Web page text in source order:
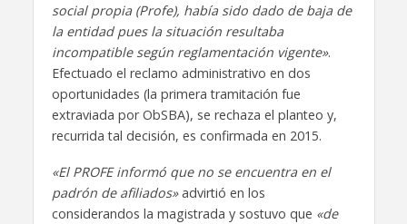
social propia (Profe), había sido dado de baja de
la entidad pues la situación resultaba
incompatible según reglamentación vigente».
Efectuado el reclamo administrativo en dos
oportunidades (la primera tramitación fue
extraviada por ObSBA), se rechaza el planteo y,
recurrida tal decisión, es confirmada en 2015.
«El PROFE informó que no se encuentra en el
padrón de afiliados»advirtió en los
considerandos la magistrada y sostuvo que «de